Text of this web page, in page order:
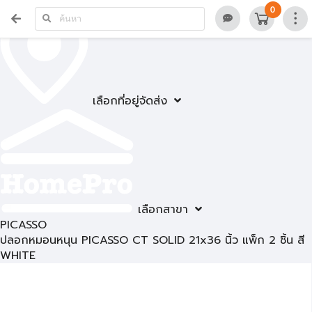
เลือกที่อยู่จัดส่ง
เลือกสาขา
0
PICASSO
ปลอกหมอนหนุน PICASSO CT SOLID 21x36 นิ้ว แพ็ก 2 ชิ้น สี
WHITE